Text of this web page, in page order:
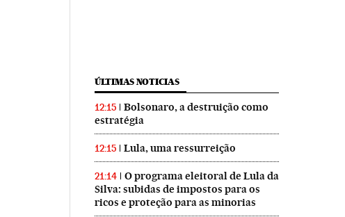
ÚLTIMAS NOTICIAS
12:15
Bolsonaro, a destruição como
estratégia
12:15 Lula, uma ressurreição
21:14
O programa eleitoral de Lula da
Silva: subidas de impostos para os
ricos e proteção para as minorias